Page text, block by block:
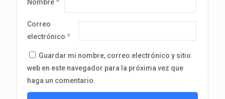
Nombre*
Correo
electrónico *
Guardar mi nombre, correo electrónico y sitio
web en este navegador para la próxima vez que
haga un comentario.